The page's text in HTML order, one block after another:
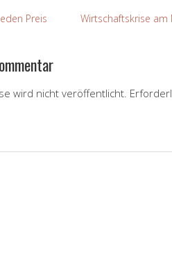
Preis Wirtschaftskrise am
wird nicht veröffentlicht.